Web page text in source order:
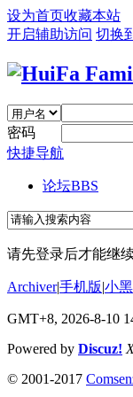
设为首页收藏本站
开启辅助访问 切换
密码
快捷导航
论坛BBS
请先登录后才能继
Archiver|手机版|小
GMT+8, 2026-8-10
Powered by Discuz!
© 2001-2017